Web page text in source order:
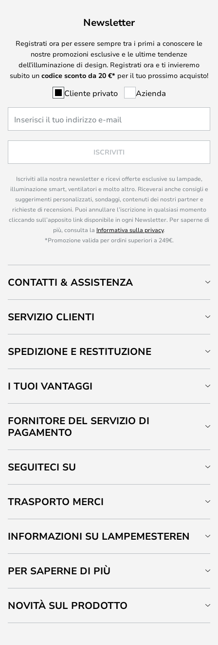
Newsletter
Registrati ora per essere sempre tra i primi a conoscere le
nostre promozioni esclusive e le ultime tendenze
dell’illuminazione di design. Registrati ora e ti invieremo
subito un codice sconto da 20 €* per il tuo prossimo acquisto!
Cliente privato Azienda
ISCRIVITI
Iscriviti alla nostra newsletter e ricevi offerte esclusive su lampade,
illuminazione smart, ventilatori e molto altro. Riceverai anche consigli e
suggerimenti personalizzati, sondaggi, contenuti dei nostri partner e
richieste di recensioni. Puoi annullare l’iscrizione in qualsiasi momento
cliccando sull’apposito link disponibile in ogni Newsletter. Per saperne di
più, consulta la Informativa sulla privacy.
*Promozione valida per ordini superiori a 249€.
CONTATTI & ASSISTENZA
SERVIZIO CLIENTI
SPEDIZIONE E RESTITUZIONE
I TUOI VANTAGGI
FORNITORE DEL SERVIZIO DI
PAGAMENTO
SEGUITECI SU
TRASPORTO MERCI
INFORMAZIONI SU LAMPEMESTEREN
PER SAPERNE DI PIÙ
NOVITÀ SUL PRODOTTO